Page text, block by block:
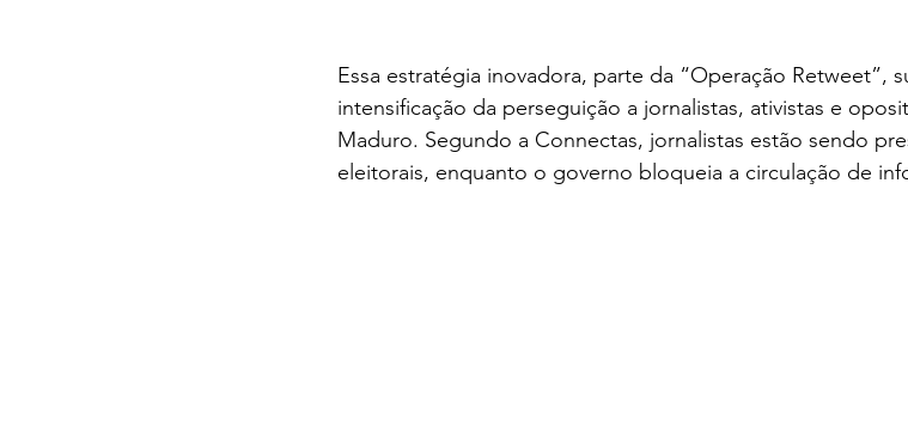
Essa estratégia inovadora, parte da “Operação Retweet”,
intensificação da perseguição a jornalistas, ativistas e
Maduro. Segundo a Connectas, jornalistas estão sendo
eleitorais, enquanto o governo bloqueia a circulação de